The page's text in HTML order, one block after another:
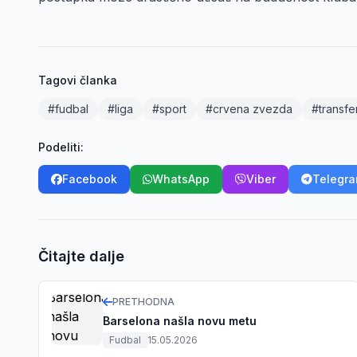
Tagovi članka
#fudbal #liga #sport #crvena zvezda
Podeliti:
Facebook WhatsApp Viber
Čitajte dalje
PRETHODNA
Barselona našla novu metu
Fudbal 15.05.2026